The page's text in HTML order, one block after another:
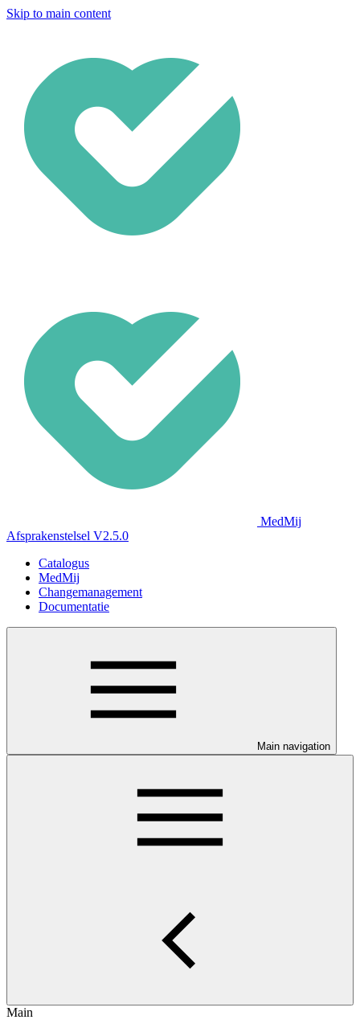
Skip to main content
MedMij
Afsprakenstelsel V2.5.0
Catalogus
MedMij
Changemanagement
Documentatie
Main navigation
Main